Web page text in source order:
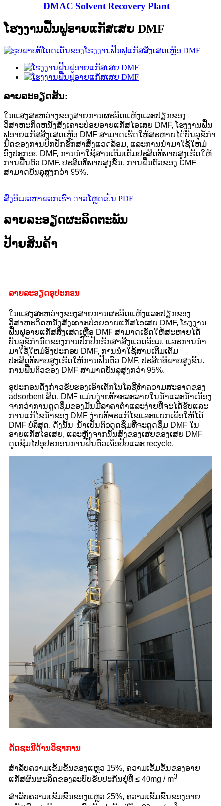
DMAC Solvent Recovery Plant
ໂຮງງານຟື້ນຟູອາຍແກັສເສຍ DMF
ລາຍ​ລະ​ອຽດ​ສັ້ນ​:
ໃນແສງສະຫວ່າງຂອງສາຍການຜະລິດແຫ້ງແລະປຽກຂອງ
ວິສາຫະກິດຫນັງສັງເຄາະປ່ອຍອາຍແກັສໄອເສຍ DMF, ໂຮງງານຟື້ນ
ຟູອາຍແກັສສິ່ງເສດເຫຼືອ DMF ສາມາດເຮັດໃຫ້ສະຫາຍໄດ້ບັນລຸຂໍ້ກໍາ
ນົດຂອງການປົກປັກຮັກສາສິ່ງແວດລ້ອມ, ແລະການນໍາມາໃຊ້ໃຫມ່
ອົງປະກອບ DMF, ການນໍາໃຊ້ສານເຕີມເຕັມປະສິດທິພາບສູງເຮັດໃຫ້
ການຟື້ນຕົວ DMF. ປະສິດທິພາບສູງຂຶ້ນ. ການຟື້ນຕົວຂອງ DMF
ສາມາດບັນລຸສູງກວ່າ 95%.
ສົ່ງອີເມວຫາພວກເຮົາ ດາວໂຫຼດເປັນ PDF
ລາຍລະອຽດຜະລິດຕະພັນ
ປ້າຍສິນຄ້າ
ລາຍລະອຽດອຸປະກອນ
ໃນແສງສະຫວ່າງຂອງສາຍການຜະລິດແຫ້ງແລະປຽກຂອງ
ວິສາຫະກິດຫນັງສັງເຄາະປ່ອຍອາຍແກັສໄອເສຍ DMF, ໂຮງງານ
ຟື້ນຟູອາຍແກັສສິ່ງເສດເຫຼືອ DMF ສາມາດເຮັດໃຫ້ສະຫາຍໄດ້
ບັນລຸຂໍ້ກໍານົດຂອງການປົກປັກຮັກສາສິ່ງແວດລ້ອມ, ແລະການນໍາ
ມາໃຊ້ໃຫມ່ອົງປະກອບ DMF, ການນໍາໃຊ້ສານເຕີມເຕັມ
ປະສິດທິພາບສູງເຮັດໃຫ້ການຟື້ນຕົວ DMF. ປະສິດທິພາບສູງຂຶ້ນ.
ການຟື້ນຕົວຂອງ DMF ສາມາດບັນລຸສູງກວ່າ 95%.
ອຸປະກອນດັ່ງກ່າວຮັບຮອງເອົາເຕັກໂນໂລຊີທໍາຄວາມສະອາດຂອງ
adsorbent ສີດ. DMF ແມ່ນງ່າຍທີ່ຈະລະລາຍໃນນ້ໍາແລະນ້ໍາເນື່ອງ
ຈາກວ່າການດູດຊຶມຂອງມັນມີລາຄາຕ່ໍາແລະງ່າຍທີ່ຈະໄດ້ຮັບແລະ
ການແກ້ໄຂນ້ໍາຂອງ DMF ງ່າຍທີ່ຈະແກ້ໄຂແລະແຍກເພື່ອໃຫ້ໄດ້
DMF ບໍລິສຸດ. ດັ່ງນັ້ນ, ນ້ໍາເປັນຕົວດູດຊຶມທີ່ຈະດູດຊຶມ DMF ໃນ
ອາຍແກັສໄອເສຍ, ແລະຫຼັງຈາກນັ້ນສົ່ງຂອງເສຍຂອງເສຍ DMF
ດູດຊຶມໄປອຸປະກອນການຟື້ນຕົວເພື່ອປັບແລະ recycle.
ດັດຊະນີດ້ານວິຊາການ
ສໍາລັບຄວາມເຂັ້ມຂົ້ນຂອງແຫຼວ 15%, ຄວາມເຂັ້ມຂົ້ນຂອງອາຍ
ແກັສຜົນຜະລິດຂອງລະບົບຮັບປະກັນຢູ່ທີ່ ≤ 40mg / m3
ສໍາລັບຄວາມເຂັ້ມຂົ້ນຂອງແຫຼວ 25%, ຄວາມເຂັ້ມຂົ້ນຂອງອາຍ